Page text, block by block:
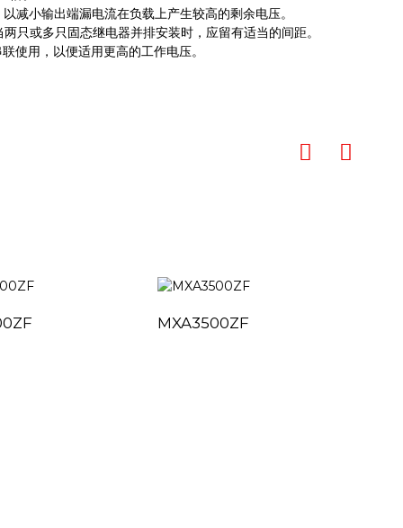
减小输出端漏电流在负载上产生较高的剩余电压。
只或多只固态继电器并排安装时，应留有适当的间距。
使用，以便适用更高的工作电压。
MXA3500ZF